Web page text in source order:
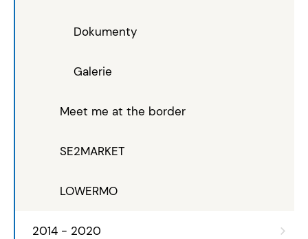
Dokumenty
Galerie
Meet me at the border
SE2MARKET
LOWERMO
2014 - 2020